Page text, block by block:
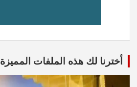
أخترنا لك هذه الملفات المميزة